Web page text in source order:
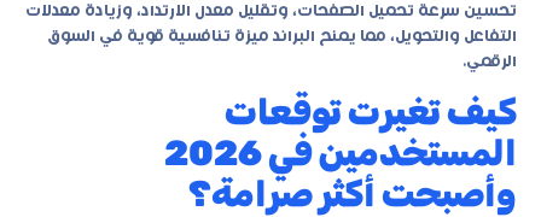
تحسين سرعة تحميل الصفحات، وتقليل معدل الارتداد، وزيادة معدلات
التفاعل والتحويل، مما يمنح البراند ميزة تنافسية قوية في السوق
الرقمي.
كيف تغيرت توقعات
المستخدمين في 2026
وأصبحت أكثر صرامة؟